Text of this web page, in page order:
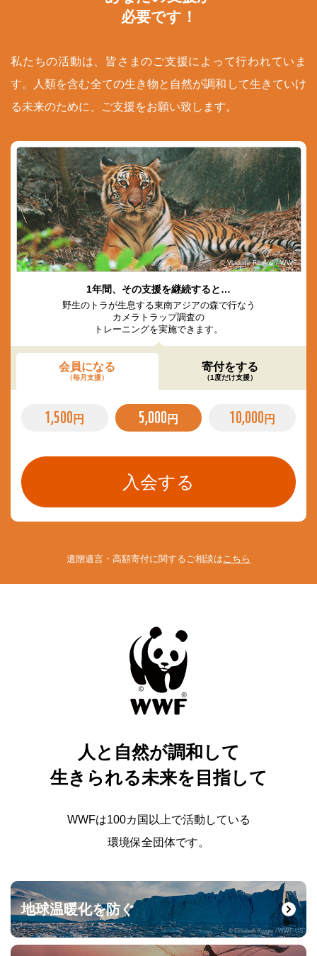
必要です！
私たちの活動は、皆さまのご支援によって行われていま
す。人類を含む全ての生き物と自然が調和して生きていけ
る未来のために、ご支援をお願い致します。
© Vladimir Filonov / WWF
1年間、その支援を継続すると…
野生のトラが生息する東南アジアの森で行なう
カメラトラップ調査の
トレーニングを実施できます。
会員になる
（毎月支援）
寄付をする
（1度だけ支援）
1,500 円 5,000 円 10,000 円
遺贈遺言・高額寄付に関するご相談は こちら
人と自然が調和して
生きられる未来を目指して
WWFは100カ国以上で活動している
環境保全団体です。
地球温暖化を防ぐ
© Elisabeth Kruger / WWF-US